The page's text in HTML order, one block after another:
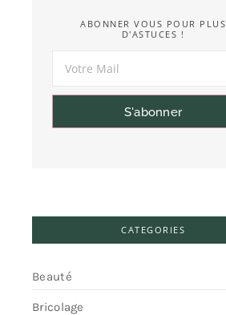
ABONNER VOUS POUR PLUS
D'ASTUCES !
S'abonner
CATEGORIES
Beauté
Bricolage